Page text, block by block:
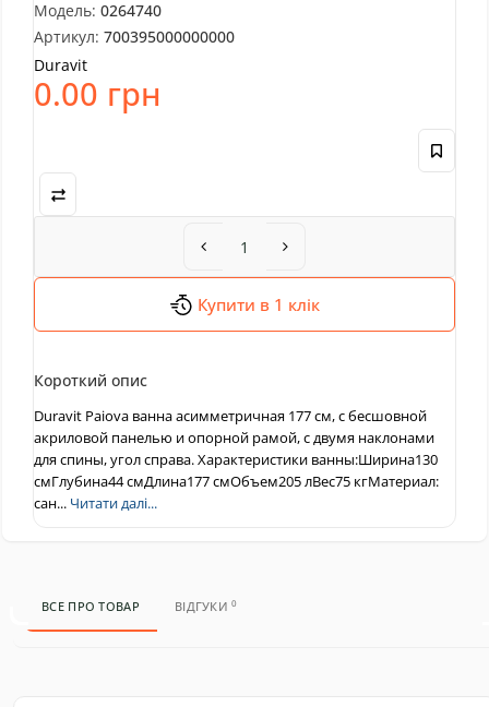
Модель: 0264740
Артикул: 700395000000000
Duravit
0.00 грн
Купити в 1 клік
Короткий опис
Duravit Paiova ванна асимметричная 177 см, с бесшовной
акриловой панелью и опорной рамой, с двумя наклонами
для спины, угол справа. Характеристики ванны:Ширина130
смГлубина44 смДлина177 смОбъем205 лВес75 кгМатериал:
сан... Читати далі...
ВСЕ ПРО ТОВАР ВІДГУКИ0